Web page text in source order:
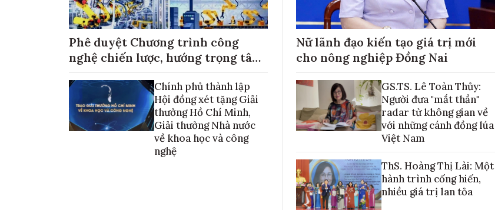
Phê duyệt Chương trình công
nghệ chiến lược, hướng trọng tâm
Chính phủ thành lập
Hội đồng xét tặng Giải
thưởng Hồ Chí Minh,
Giải thưởng Nhà nước
về khoa học và công
nghệ
Nữ lãnh đạo kiến tạo giá trị mới
cho nông nghiệp Đồng Nai
GS.TS. Lê Toàn Thủy:
Người đưa "mắt thần"
radar từ không gian về
với những cánh đồng lúa
Việt Nam
ThS. Hoàng Thị Lài: Một
hành trình cống hiến,
nhiều giá trị lan tỏa